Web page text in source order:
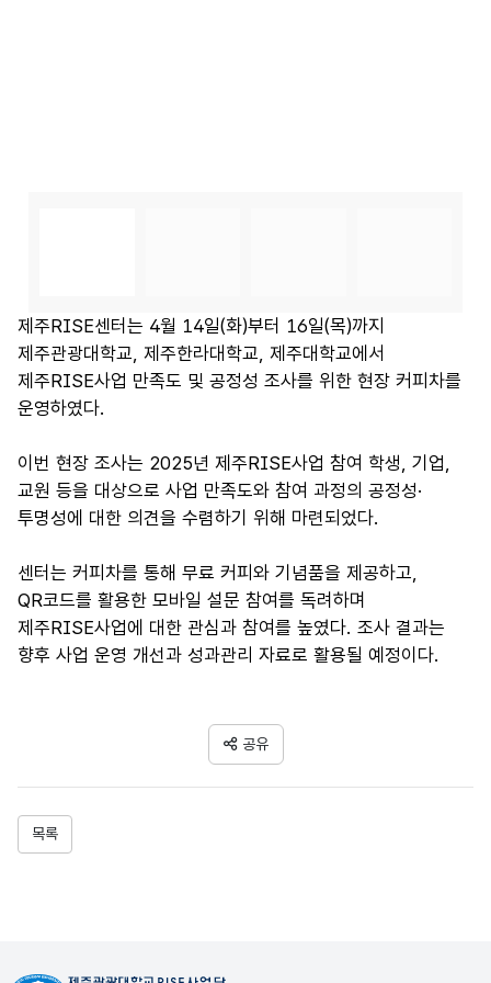
제주RISE센터는 4월 14일(화)부터 16일(목)까지
제주관광대학교, 제주한라대학교, 제주대학교에서
제주RISE사업 만족도 및 공정성 조사를 위한 현장 커피차를
운영하였다.
이번 현장 조사는 2025년 제주RISE사업 참여 학생, 기업,
교원 등을 대상으로 사업 만족도와 참여 과정의 공정성·
투명성에 대한 의견을 수렴하기 위해 마련되었다.
센터는 커피차를 통해 무료 커피와 기념품을 제공하고,
QR코드를 활용한 모바일 설문 참여를 독려하며
제주RISE사업에 대한 관심과 참여를 높였다. 조사 결과는
향후 사업 운영 개선과 성과관리 자료로 활용될 예정이다.
공유
목록